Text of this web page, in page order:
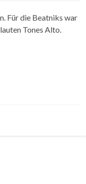
Für die Beatniks war
Tones Alto.